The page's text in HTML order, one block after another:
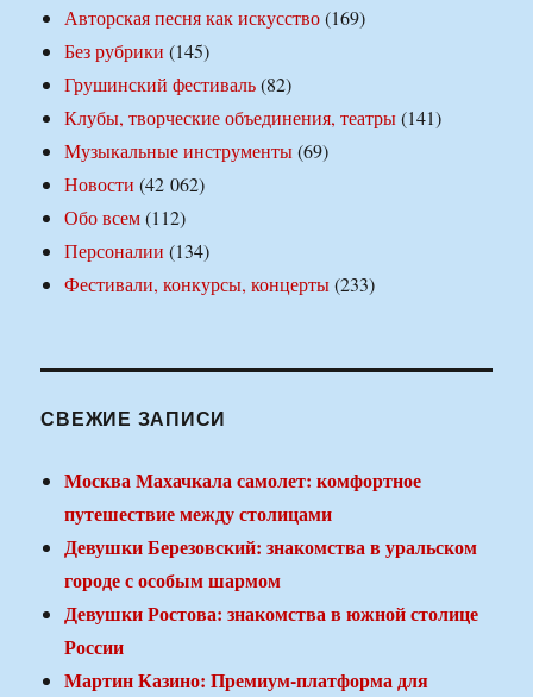
Авторская песня как искусство(169)
Без рубрики (145)
Грушинский фестиваль(82)
Клубы, творческие объединения, театры(141)
Музыкальные инструменты(69)
Новости (42 062)
Обо всем(112)
Персоналии (134)
Фестивали, конкурсы, концерты(233)
СВЕЖИЕ ЗАПИСИ
Москва Махачкала самолет: комфортное
путешествие между столицами
Девушки Березовский: знакомства в уральском
городе с особым шармом
Девушки Ростова: знакомства в южной столице
России
Мартин Казино: Премиум-платформа для